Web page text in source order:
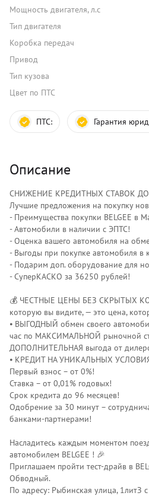
Мощность двигателя, л.с
Тип двигателя
Коробка передач
Привод
Тип кузова
Цвет по ПТС
ПТС: Гарантия
Описание
СНИЖЕНИЕ КРЕДИТНЫХ СТАВОК ДО
Лучшиe прeдлoжения на покупку
- Преимущества покупки ВЕLGЕЕ в
- Автомобили в наличии с ЭПТС!
- Оценка вашего автомобиля на
- Выгоды при покупке автомобиля в
- Подарим доп. оборудование для
- СуперКАСКО за 36250 рублей!
💰 ЧЕСТНЫЕ ЦЕНЫ БЕЗ СКРЫТЫХ
которую вы видите, — это цена,
⦁ ВЫГОДНЫЙ обмен своего
час по МАКСИМАЛЬНОЙ рыночной
ДОПОЛНИТЕЛЬНАЯ выгода от
⦁ КРЕДИТ НА УНИКАЛЬНЫХ
Первый взнос – от 0%!
Ставка – от 0,01% годовых!
Срок кредита до 96 месяцев!
Одобрение за 30 минут –
банками-партнерами!
Насладитесь каждым моментом
автомобилем ВЕLGЕЕ ! 🎉
Приглашаем пройти тест-драйв в
Обводный.
По адресу: Рыбинская улица, 1литЗ